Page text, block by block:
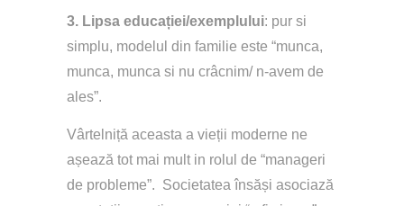
3. Lipsa educației/exemplului: pur si
simplu, modelul din familie este “munca,
munca, munca si nu crâcnim/ n-avem de
ales”.
Vârtelniță aceasta a vieții moderne ne
așează tot mai mult in rolul de “manageri
de probleme”.  Societatea însăși asociază